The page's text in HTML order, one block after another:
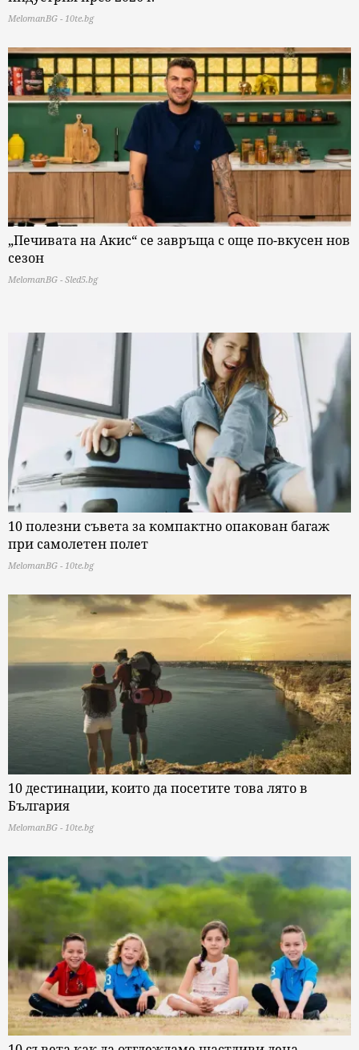
MelomanBG - 10te.bg
„Печивата на Акис“ се завръща с още по-вкусен нов
сезон
MelomanBG - Sled5.bg
10 полезни съвета за компактно опакован багаж
при самолетен полет
MelomanBG - 10te.bg
10 дестинации, които да посетите това лято в
България
MelomanBG - 10te.bg